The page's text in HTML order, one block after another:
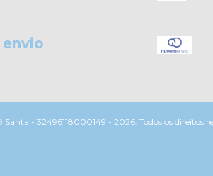
- 32496118000149 - 2026. Todos os direitos